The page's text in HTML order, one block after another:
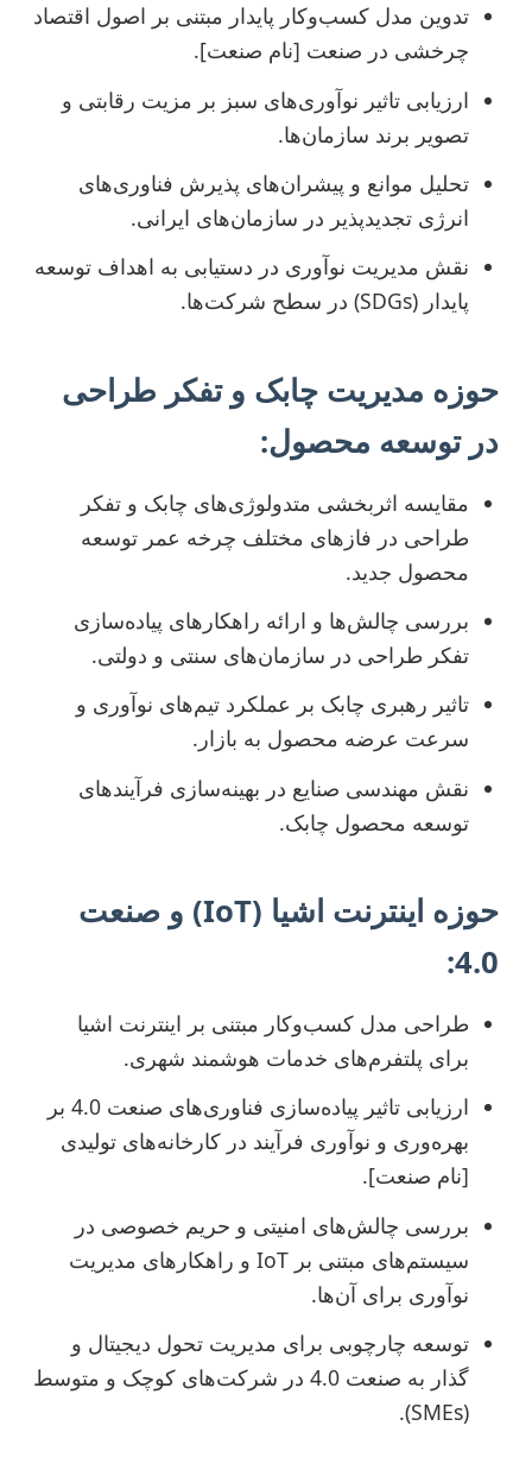
تدوین مدل کسب‌وکار پایدار مبتنی بر اصول اقتصاد
چرخشی در صنعت [نام صنعت].
ارزیابی تاثیر نوآوری‌های سبز بر مزیت رقابتی و
تصویر برند سازمان‌ها.
تحلیل موانع و پیشران‌های پذیرش فناوری‌های
انرژی تجدیدپذیر در سازمان‌های ایرانی.
نقش مدیریت نوآوری در دستیابی به اهداف توسعه
پایدار (SDGs) در سطح شرکت‌ها.
حوزه مدیریت چابک و تفکر طراحی
در توسعه محصول:
مقایسه اثربخشی متدولوژی‌های چابک و تفکر
طراحی در فازهای مختلف چرخه عمر توسعه
محصول جدید.
بررسی چالش‌ها و ارائه راهکارهای پیاده‌سازی
تفکر طراحی در سازمان‌های سنتی و دولتی.
تاثیر رهبری چابک بر عملکرد تیم‌های نوآوری و
سرعت عرضه محصول به بازار.
نقش مهندسی صنایع در بهینه‌سازی فرآیندهای
توسعه محصول چابک.
حوزه اینترنت اشیا (IoT) و صنعت
4.0:
طراحی مدل کسب‌وکار مبتنی بر اینترنت اشیا
برای پلتفرم‌های خدمات هوشمند شهری.
ارزیابی تاثیر پیاده‌سازی فناوری‌های صنعت 4.0 بر
بهره‌وری و نوآوری فرآیند در کارخانه‌های تولیدی
[نام صنعت].
بررسی چالش‌های امنیتی و حریم خصوصی در
سیستم‌های مبتنی بر IoT و راهکارهای مدیریت
نوآوری برای آن‌ها.
توسعه چارچوبی برای مدیریت تحول دیجیتال و
گذار به صنعت 4.0 در شرکت‌های کوچک و متوسط
(SMEs).